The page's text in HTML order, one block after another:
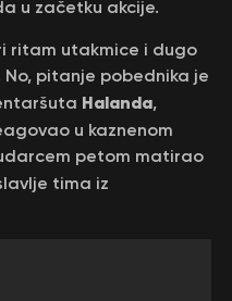
u začetku akcije.
ritam utakmice i dugo
pitanje pobednika je
Halanda,
u kaznenom
petom matirao
tima iz